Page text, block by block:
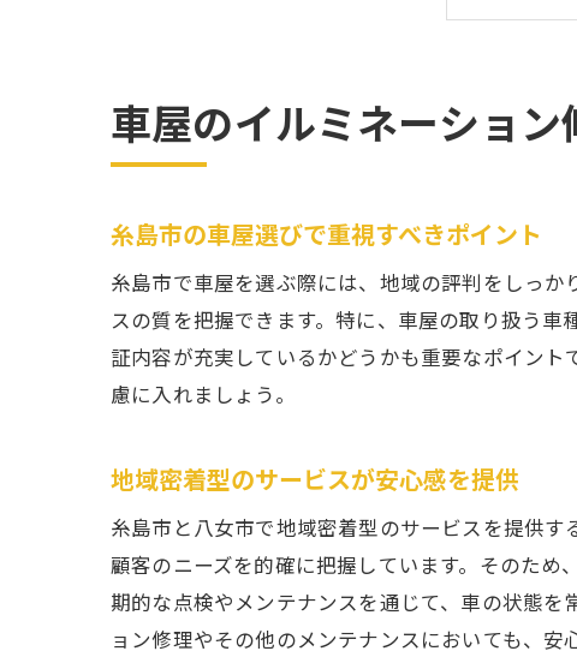
整備
車屋のイルミネーショ
糸島市の車屋選びで重視すべきポイント
糸島市で車屋を選ぶ際には、地域の評判をしっ
スの質を把握できます。特に、車屋の取り扱う
証内容が充実しているかどうかも重要なポイン
慮に入れましょう。
地域密着型のサービスが安心感を提供
糸島市と八女市で地域密着型のサービスを提供
顧客のニーズを的確に把握しています。そのた
期的な点検やメンテナンスを通じて、車の状態
ョン修理やその他のメンテナンスにおいても、安